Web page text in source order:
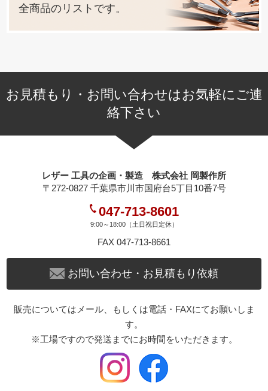
全商品のリストです。
お見積もり・お問い合わせはお気軽にご連
絡下さい
レザー 工具の企画・製造 株式会社 岡製作所
〒272-0827 千葉県市川市国府台5丁目10番7号
047-713-8601
9:00～18:00（土日祝日定休）
FAX 047-713-8661
お問い合わせ・お見積もり依頼
販売についてはメール、もしくは電話・FAXにてお願いしま
す。
※工場ですので発送までにお時間をいただきます。